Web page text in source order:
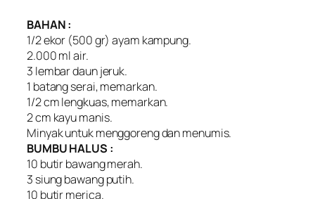
BAHAN :
1/2 ekor (500 gr) ayam kampung.
2.000 ml air.
3 lembar daun jeruk.
1 batang serai, memarkan.
1/2 cm lengkuas, memarkan.
2 cm kayu manis.
Minyak untuk menggoreng dan menumis.
BUMBU HALUS :
10 butir bawang merah.
3 siung bawang putih.
10 butir merica.